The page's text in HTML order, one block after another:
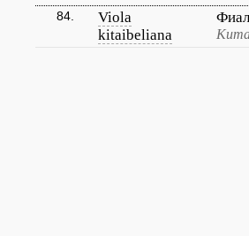
84.
Viola
kitaibeliana